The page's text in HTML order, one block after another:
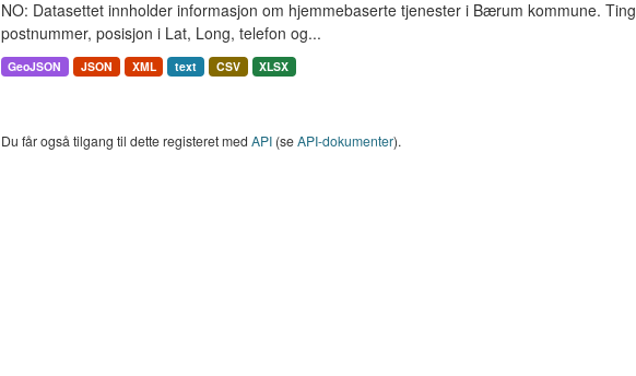
NO: Datasettet innholder informasjon om hjemmebaserte tjenester i Bærum kommune.
postnummer, posisjon i Lat, Long, telefon og...
GeoJSON JSON XML text CSV XLSX
Du får også tilgang til dette registeret med API(seAPI-dokumenter).